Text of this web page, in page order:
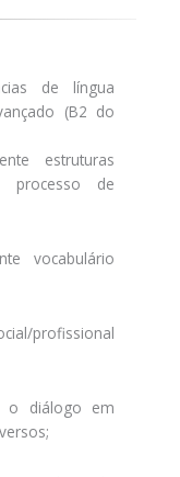
de língua
(B2 do
estruturas
processo de
vocabulário
profissional
o diálogo em